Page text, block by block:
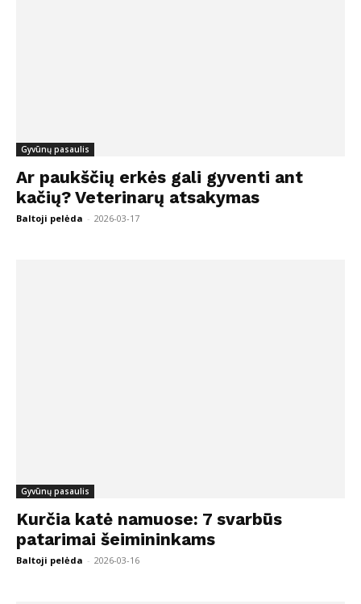
Gyvūnų pasaulis
Ar paukščių erkės gali gyventi ant
kačių? Veterinarų atsakymas
Baltoji pelėda - 2026-03-17
Gyvūnų pasaulis
Kurčia katė namuose: 7 svarbūs
patarimai šeimininkams
Baltoji pelėda - 2026-03-16